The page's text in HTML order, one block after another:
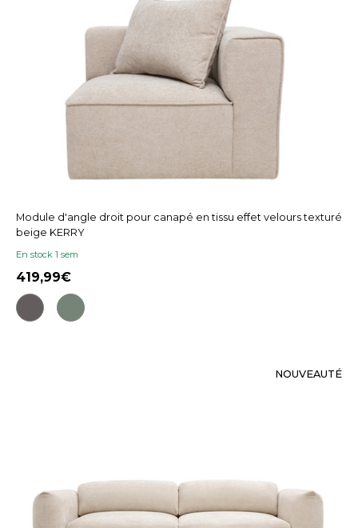
Module d'angle droit pour canapé en tissu effet velours texturé
beige KERRY
En stock 1 sem
419,99
NOUVEAUTÉ